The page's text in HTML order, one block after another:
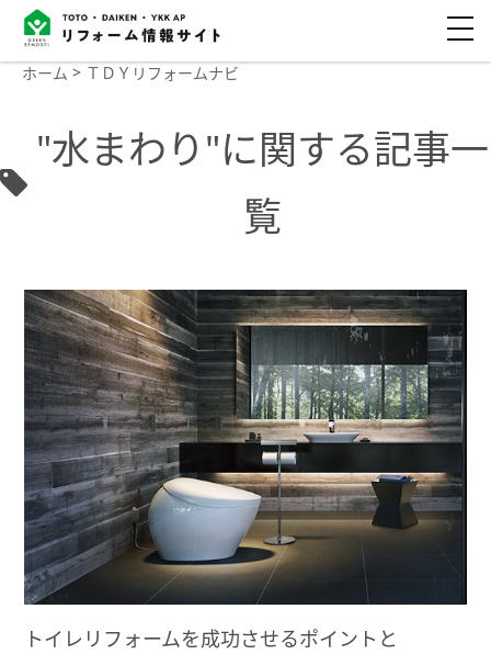
ホーム ＴＤＹリフォームナビ
"水まわり"に関する記事一
覧
トイレリフォームを成功させるポイントと